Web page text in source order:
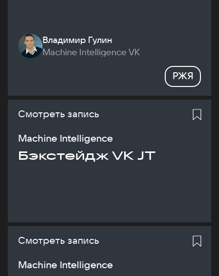
Владимир Гулин
Machine Intelligence VK
РЖЯ
Смотреть запись
Machine Intelligence
Бэкстейдж VK JT
Смотреть запись
Machine Intelligence